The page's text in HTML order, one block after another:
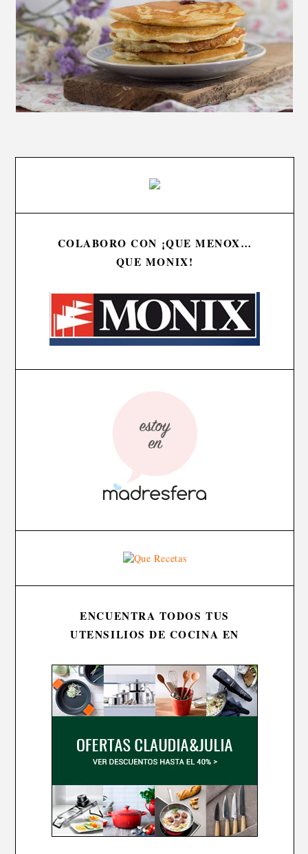
COLABORO CON ¡QUE MENOX…
QUE MONIX!
ENCUENTRA TODOS TUS
UTENSILIOS DE COCINA EN